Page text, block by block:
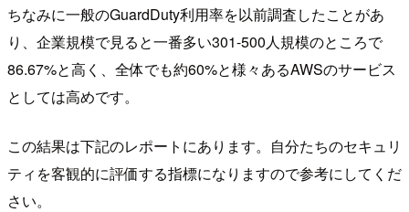
ちなみに一般のGuardDuty利用率を以前調査したことがあ
り、企業規模で見ると一番多い301-500人規模のところで
86.67%と高く、全体でも約60%と様々あるAWSのサービス
としては高めです。
この結果は下記のレポートにあります。自分たちのセキュリ
ティを客観的に評価する指標になりますので参考にしてくだ
さい。